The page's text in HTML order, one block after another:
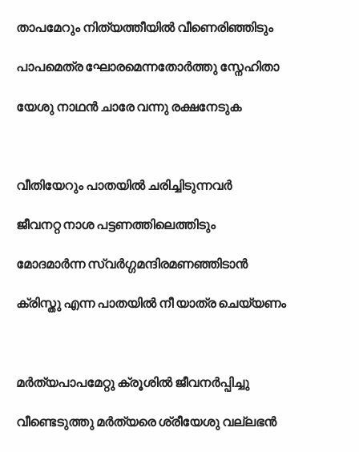
താപമേറും നിത്യത്തീയിൽ വീണെരിഞ്ഞിടും
പാപമെത്ര ഘോരമെന്നതോർത്തു സ്നേഹിതാ
യേശു നാഥൻ ചാരേ വന്നു രക്ഷനേടുക
വീതിയേറും പാതയിൽ ചരിച്ചിടുന്നവർ
ജീവനറ്റ നാശ പട്ടണത്തിലെത്തിടും
മോദമാർന്ന സ്വർഗ്ഗമന്ദിരമണഞ്ഞിടാൻ
ക്രിസ്തു എന്ന പാതയിൽ നീ യാത്ര ചെയ്യണം
മർത്യപാപമേറ്റു ക്രൂശിൽ ജീവനർപ്പിച്ചു
വീണ്ടെടുത്തു മർത്യരെ ശ്രീയേശു വല്ലഭൻ